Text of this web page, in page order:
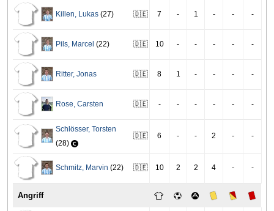
Killen, Lukas (27) 🇩🇪 7 - 1 - - -
Pils, Marcel (22) 🇩🇪 10 - - - - -
Ritter, Jonas 🇩🇪 8 1 - - - -
Rose, Carsten 🇩🇪 - - - - - -
Schlösser, Torsten
(28)
🇩🇪 6 - - 2 - -
Schmitz, Marvin (22) 🇩🇪 10 2 2 4 - -
Angriff